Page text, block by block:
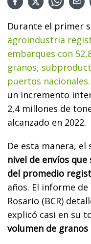
Durante el primer
agroindustria
embarques con
granos,
puertos nacionales.
un incremento
2,4 millones de
alcanzado en 2022.
De esta manera,
nivel de envíos
del promedio
años. El informe
Rosario (BCR)
explicó casi en su
volumen de